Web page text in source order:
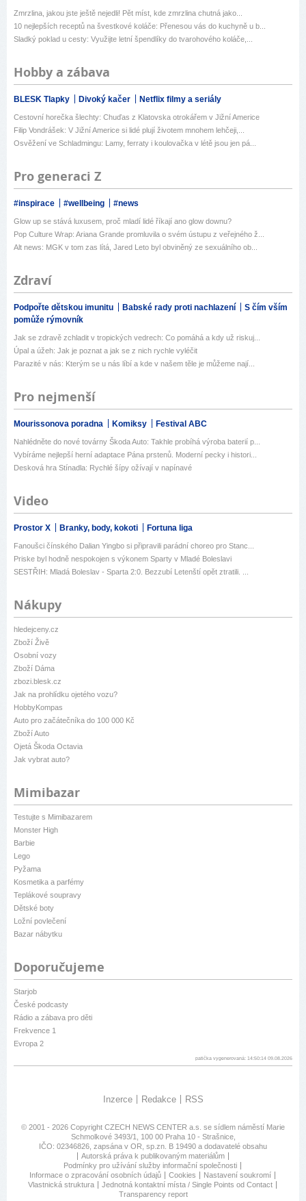
Zmrzlina, jakou jste ještě nejedli! Pět míst, kde zmrzlina chutná jako...
10 nejlepších receptů na švestkové koláče: Přenesou vás do kuchyně u b...
Sladký poklad u cesty: Využijte letní špendlíky do tvarohového koláče,...
Hobby a zábava
BLESK Tlapky Divoký kačer Netflix filmy a seriály
Cestovní horečka šlechty: Chuďas z Klatovska otrokářem v Jižní Americe
Filip Vondrášek: V Jižní Americe si lidé plují životem mnohem lehčeji,...
Osvěžení ve Schladmingu: Lamy, ferraty i koulovačka v létě jsou jen pá...
Pro generaci Z
#inspirace #wellbeing #news
Glow up se stává luxusem, proč mladí lidé říkají ano glow downu?
Pop Culture Wrap: Ariana Grande promluvila o svém ústupu z veřejného ž...
Alt news: MGK v tom zas lítá, Jared Leto byl obviněný ze sexuálního ob...
Zdraví
Podpořte dětskou imunitu Babské rady proti nachlazení
S čím vším
pomůže rýmovník
Jak se zdravě zchladit v tropických vedrech: Co pomáhá a kdy už riskuj...
Úpal a úžeh: Jak je poznat a jak se z nich rychle vyléčit
Parazité v nás: Kterým se u nás líbí a kde v našem těle je můžeme nají...
Pro nejmenší
Mourissonova poradna Komiksy Festival ABC
Nahlédněte do nové továrny Škoda Auto: Takhle probíhá výroba baterií p...
Vybíráme nejlepší herní adaptace Pána prstenů. Moderní pecky i histori...
Desková hra Stínadla: Rychlé šípy ožívají v napínavé
Video
Prostor X Branky, body, kokoti Fortuna liga
Fanoušci čínského Dalian Yingbo si připravili parádní choreo pro Stanc...
Priske byl hodně nespokojen s výkonem Sparty v Mladé Boleslavi
SESTŘIH: Mladá Boleslav - Sparta 2:0. Bezzubí Letenští opět ztratili. ...
Nákupy
hledejceny.cz
Zboží Živě
Osobní vozy
Zboží Dáma
zbozi.blesk.cz
Jak na prohlídku ojetého vozu?
HobbyKompas
Auto pro začátečníka do 100 000 Kč
Zboží Auto
Ojetá Škoda Octavia
Jak vybrat auto?
Mimibazar
Testujte s Mimibazarem
Monster High
Barbie
Lego
Pyžama
Kosmetika a parfémy
Teplákové soupravy
Dětské boty
Ložní povlečení
Bazar nábytku
Doporučujeme
Starjob
České podcasty
Rádio a zábava pro děti
Frekvence 1
Evropa 2
patička vygenerovaná: 14:50:14 09.08.2026
Inzerce Redakce RSS
© 2001 - 2026 Copyright CZECH NEWS CENTER a.s. se sídlem náměstí Marie
Schmolkové 3493/1, 100 00 Praha 10 - Strašnice,
IČO: 02346826, zapsána v OR, sp.zn. B 19490 a dodavatelé obsahu
Autorská práva k publikovaným materiálům
Podmínky pro užívání služby informační společnosti
Informace o zpracování osobních údajů
Cookies
Nastavení soukromí
Vlastnická struktura
Jednotná kontaktní místa / Single Points od Contact
Transparency report